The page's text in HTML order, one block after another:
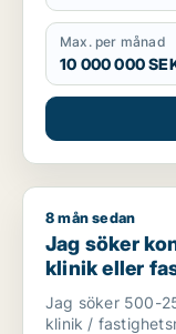
Max. per månad
10 000 000
Jag söker
8 mån sedan
Jag söker
klinik eller
Göteborg
Jag söker 500-
klinik /